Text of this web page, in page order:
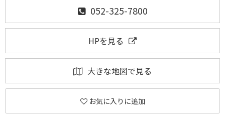
052-325-7800
HPを見る
大きな地図で見る
お気に入りに追加